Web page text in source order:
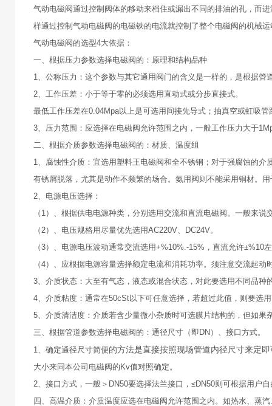
气动电磁阀通过控制阀体的移动来档住或漏出不同的排油的孔，而
样通过控制气动电磁阀的电磁铁的电流就控制了整个电磁阀的机械运
气动电磁阀的选型4大依据：
一、根据压力参数选择电磁阀的：原理和结构品种
1、公称压力：这个参数与其它通用阀门的含义是一样的，是根据管
2、工作压差：小于等于零的必须选用直动式或分步直接式。
最低工作压差在0.04Mpa以上是可选用间接先导式；抽真空或虹吸
3、压力范围：应选择在电磁阀允许范围之内，一般工作压力大于
二、根据介质参数选择电磁阀的：材质、温度组
1、腐蚀性介质：宜选用塑料王电磁阀和全不锈钢；对于强腐蚀的
有锈屑脱落，尤其是动作不频繁的场合。氨用阀则不能采用铜材。
2、电源电压选择：
（1）、根据供电电源种类，分别选用交流和直流电磁阀。一般来说
（2）、电压规格用尽量优先选用AC220V、DC24V。
（3）、电源电压波动通常交流选用+%10%.-15%，直流允许±%10
（4）、应根据电源容量选择额定电流和消耗功率。须注意交流起
3、介质状态：大至有气态，液态或混合状态，对此要选用不同品
4、介质粘度：通常在50cSt以下可任意选择，若超过此值，则要选
5、介质清洁度：介质若含少量微小杂质时可选膜片结构的，但如果
三、根据管道参数选择电磁阀的：通径尺寸（即DN）、接口方式。
1、确定通径尺寸简便的方法是直接按照现场管道内径尺寸来定
大小来同本公司电磁阀的Kv值对照确定。
2、接口方式，一般＞DN50要选择法兰接口，≤DN50则可根据用户
四、高温介质：介质温度应选在电磁阀允许范围之内。如热水、蒸